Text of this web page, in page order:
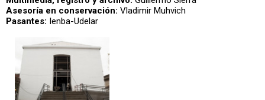
Asesoría en conservación: Vladimir Muhvich
Pasantes: Ienba-Udelar